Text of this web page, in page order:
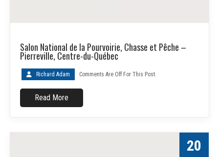
Salon National de la Pourvoirie, Chasse et Pêche –
Pierreville, Centre-du-Québec
Richard Adam Comments Are Off For This Post.
Read More
20